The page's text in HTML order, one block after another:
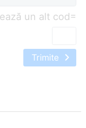
=
Trimite